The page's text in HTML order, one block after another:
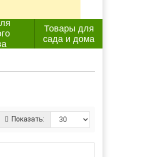
Товары для
сада и дома
Показать: